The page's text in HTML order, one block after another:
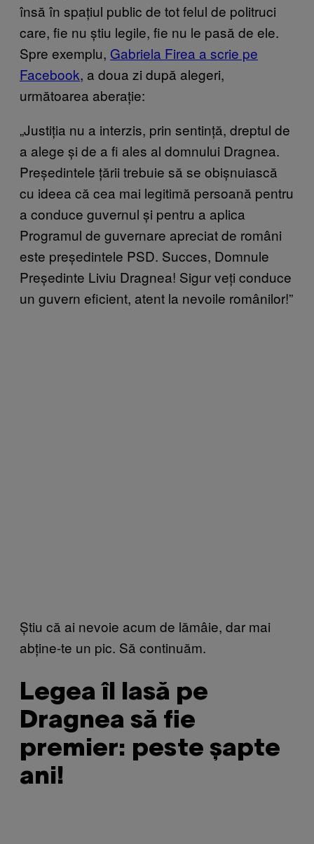
însă în spațiul public de tot felul de politruci
care, fie nu știu legile, fie nu le pasă de ele.
Spre exemplu, Gabriela Firea a scrie pe
Facebook, a doua zi după alegeri,
următoarea aberație:
„Justiția nu a interzis, prin sentință, dreptul de
a alege și de a fi ales al domnului Dragnea.
Președintele țării trebuie să se obișnuiască
cu ideea că cea mai legitimă persoană pentru
a conduce guvernul și pentru a aplica
Programul de guvernare apreciat de români
este președintele PSD. Succes, Domnule
Președinte Liviu Dragnea! Sigur veți conduce
un guvern eficient, atent la nevoile românilor!”
Știu că ai nevoie acum de lămâie, dar mai
abține-te un pic. Să continuăm.
Legea îl lasă pe
Dragnea să fie
premier: peste șapte
ani!